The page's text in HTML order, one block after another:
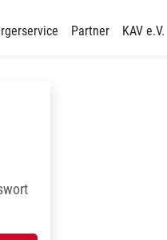
Partner KAV e.V.